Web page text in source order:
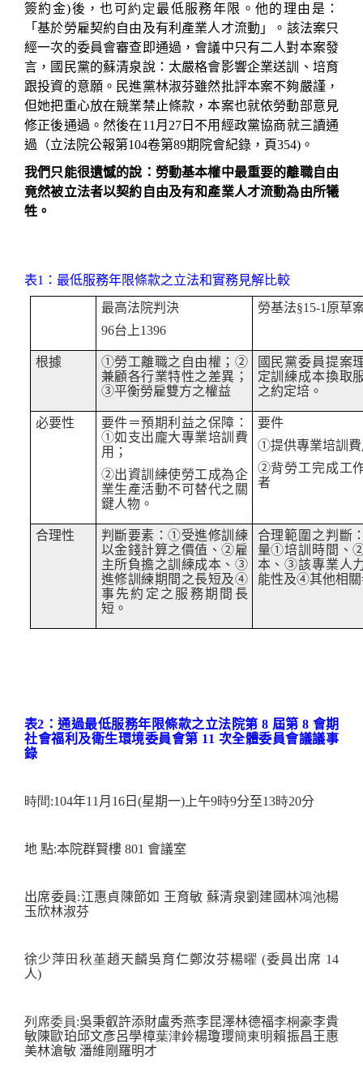
簽約金)後，也可約定最低服務年限。他的理由是：
「基於勞雇契約自由及有利產業人才流動」
。 該法案只
經一次的委員會審查即通過，會議中只有二人對本案發
言，國民黨的蘇清泉說：太嚴格會影響企業送訓、培育
跟投資的意願。民進黨林淑芬雖然批評本案不夠嚴謹，
但她把重心放在競業禁止條款，本案也就依勞動部意見
修正後通過。然後在11 月 27日不用經政黨協商就三讀通
過（立法院公報第104卷第89期 院會紀錄，頁354) 。
我們只能很遺憾的說：勞動基本權中最重要的離職自由
竟然被立法者以契約自由及有和產業人才流動為由所犧
牲。
表1 ：最低服務年限條款之立法和實務見解比較
最高法院判決
96台上1396
勞基法§15-1 原草
根據 ①勞工離職之自由權； ②
兼顧各行業特性之差異；
③平衡勞雇雙方之權益
國民黨委員提案
定訓練成本換取
之約定培。
必要性
要件＝預期利益之保障：
①如支出龐大專業培訓費
用；
②出資訓練使勞工成為企
業生產活動不可替代之關
鍵人物。
要件
①提供專業培訓
②背勞工完成工
者
合理性 判斷要素：①受進修訓練
以金錢計算之價值、②雇
主所負擔之訓練成本、 ③
進修訓練期間之長短及④
事先約定之服務期間長
短。
合理範圍之判斷
量①培訓時間、
本、③該專業人
能性及④其他相
表2：通過最低服務年限條款之立法院第 8 屆第 8 會期
社會福利及衛生環境委員會第 11 次全體委員會議議事
錄
時間:104年11月16日(星期一) 上午9時9分至13時20分
地 點:本院群賢樓 801 會議室
出席委員:江惠貞 陳節如 王育敏蘇清泉劉建國林鴻池楊
玉欣林淑芬
徐少萍田秋堇趙天麟吳育仁鄭汝芬楊曜 (委員出席 14
人)
列席委員:吳秉叡許添財盧秀燕李昆澤林德福李桐豪李貴
敏陳歐珀 邱文彥呂學樟葉津鈴楊瓊瓔簡東明賴振昌王惠
美林滄敏 潘維剛 羅明才